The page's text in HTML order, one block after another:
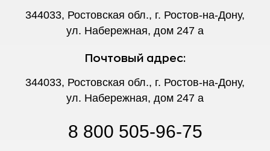
344033, Ростовская обл., г. Ростов-на-Дону,
ул. Набережная, дом 247 а
Почтовый адрес:
344033, Ростовская обл., г. Ростов-на-Дону,
ул. Набережная, дом 247 а
8 800 505-96-75